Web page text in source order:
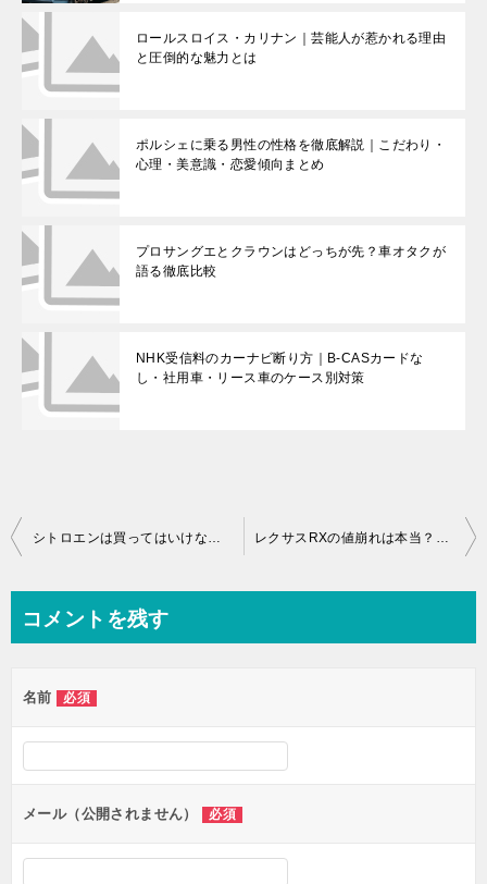
ロールスロイス・カリナン｜芸能人が惹かれる理由
と圧倒的な魅力とは
ポルシェに乗る男性の性格を徹底解説｜こだわり・
心理・美意識・恋愛傾向まとめ
プロサングエとクラウンはどっちが先？車オタクが
語る徹底比較
NHK受信料のカーナビ断り方｜B-CASカードな
し・社用車・リース車のケース別対策
投
ビ
ー
シ
ョ
ン
シトロエンは買ってはいけない？評判・故障・中古の実情を車オタクが徹底解説 レクサスRXの値崩れは本当？後悔しないためのリセール・中古相場ガイド
コメントを残す
名前 必須
メール（公開されません） 必須